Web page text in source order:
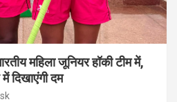
महिला जूनियर हॉकी टीम में,
दिखाएंगी दम